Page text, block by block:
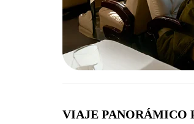
VIAJE PANORÁMICO